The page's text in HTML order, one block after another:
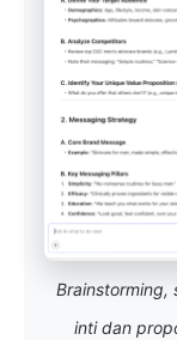
Brainstorming,
inti dan